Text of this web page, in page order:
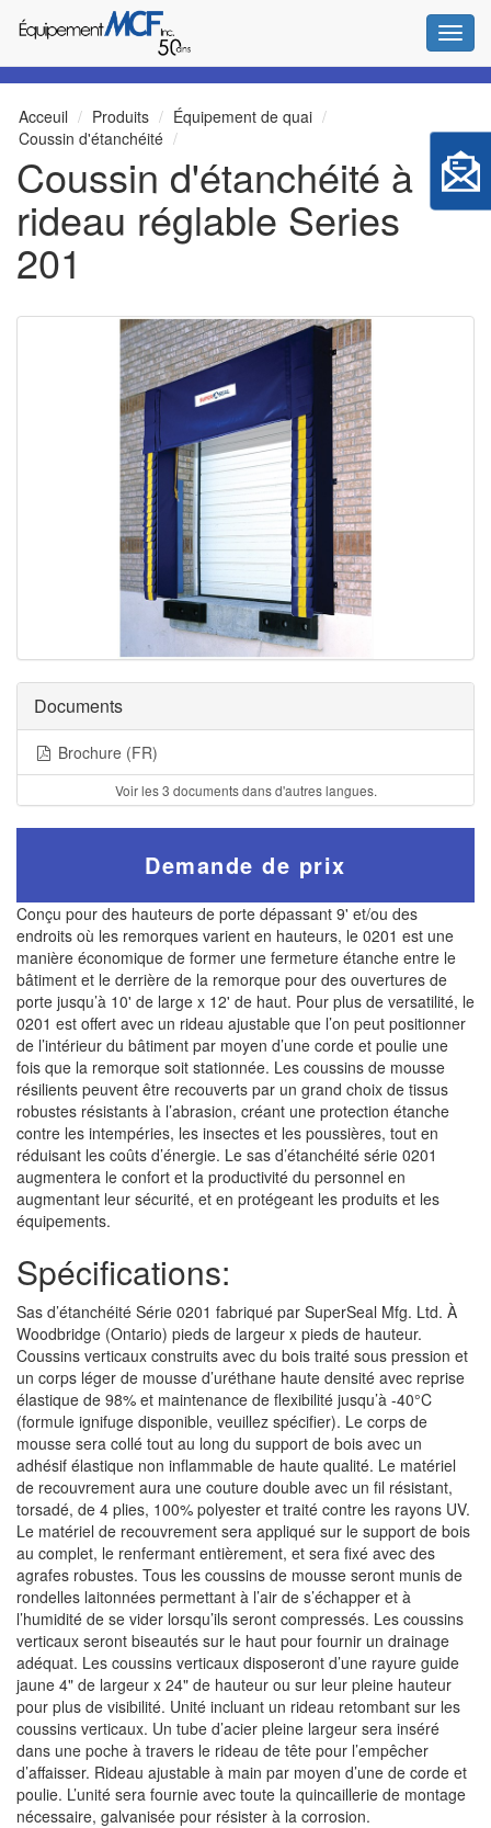
Acceuil Produits
Équipement de quai
Coussin d'étanchéité
Coussin d'étanchéité à
rideau réglable Series
201
Documents
Brochure (FR)
Voir les 3 documents dans d'autres langues.
Demande de prix
Conçu pour des hauteurs de porte dépassant 9' et/ou des
endroits où les remorques varient en hauteurs, le 0201 est une
manière économique de former une fermeture étanche entre le
bâtiment et le derrière de la remorque pour des ouvertures de
porte jusqu’à 10' de large x 12' de haut. Pour plus de versatilité, le
0201 est offert avec un rideau ajustable que l’on peut positionner
de l’intérieur du bâtiment par moyen d’une corde et poulie une
fois que la remorque soit stationnée. Les coussins de mousse
résilients peuvent être recouverts par un grand choix de tissus
robustes résistants à l’abrasion, créant une protection étanche
contre les intempéries, les insectes et les poussières, tout en
réduisant les coûts d’énergie. Le sas d’étanchéité série 0201
augmentera le confort et la productivité du personnel en
augmentant leur sécurité, et en protégeant les produits et les
équipements.
Spécifications:
Sas d’étanchéité Série 0201 fabriqué par SuperSeal Mfg. Ltd. À
Woodbridge (Ontario) pieds de largeur x pieds de hauteur.
Coussins verticaux construits avec du bois traité sous pression et
un corps léger de mousse d’uréthane haute densité avec reprise
élastique de 98% et maintenance de flexibilité jusqu’à -40°C
(formule ignifuge disponible, veuillez spécifier). Le corps de
mousse sera collé tout au long du support de bois avec un
adhésif élastique non inflammable de haute qualité. Le matériel
de recouvrement aura une couture double avec un fil résistant,
torsadé, de 4 plies, 100% polyester et traité contre les rayons UV.
Le matériel de recouvrement sera appliqué sur le support de bois
au complet, le renfermant entièrement, et sera fixé avec des
agrafes robustes. Tous les coussins de mousse seront munis de
rondelles laitonnées permettant à l’air de s’échapper et à
l’humidité de se vider lorsqu’ils seront compressés. Les coussins
verticaux seront biseautés sur le haut pour fournir un drainage
adéquat. Les coussins verticaux disposeront d’une rayure guide
jaune 4" de largeur x 24" de hauteur ou sur leur pleine hauteur
pour plus de visibilité. Unité incluant un rideau retombant sur les
coussins verticaux. Un tube d’acier pleine largeur sera inséré
dans une poche à travers le rideau de tête pour l’empêcher
d’affaisser. Rideau ajustable à main par moyen d’une de corde et
poulie. L’unité sera fournie avec toute la quincaillerie de montage
nécessaire, galvanisée pour résister à la corrosion.